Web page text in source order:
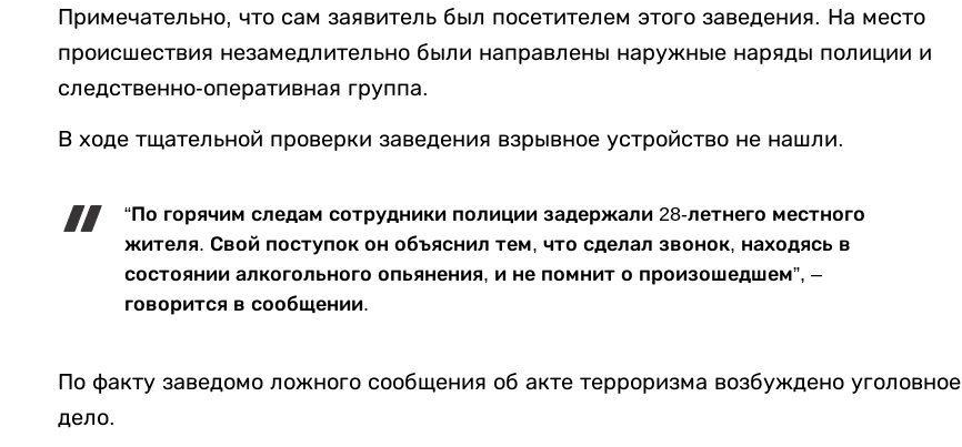
Примечательно, что сам заявитель был посетителем этого заведения. На место
происшествия незамедлительно были направлены наружные наряды полиции и
следственно-оперативная группа.
В ходе тщательной проверки заведения взрывное устройство не нашли.
“По горячим следам сотрудники полиции задержали 28-летнего местного
жителя. Свой поступок он объяснил тем, что сделал звонок, находясь в
состоянии алкогольного опьянения, и не помнит о произошедшем”, –
говорится в сообщении.
По факту заведомо ложного сообщения об акте терроризма возбуждено уголовное
дело.